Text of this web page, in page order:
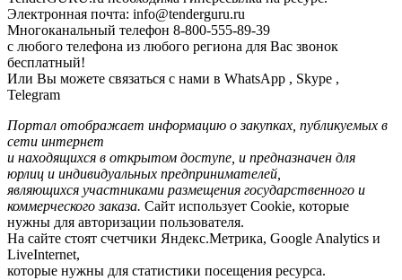
Электронная почта: info@tenderguru.ru
Многоканальный телефон 8-800-555-89-39
с любого телефона из любого региона для Вас звонок
бесплатный!
Или Вы можете связаться с нами в WhatsApp , Skype ,
Telegram
Портал отображает информацию о закупках, публикуемых в
сети интернет
и находящихся в открытом доступе, и предназначен для
юрлиц и индивидуальных предпринимателей,
являющихся участниками размещения государственного и
коммерческого заказа. Сайт использует Cookie, которые
нужны для авторизации пользователя.
На сайте стоят счетчики Яндекс.Метрика, Google Analytics и
LiveInternet,
которые нужны для статистики посещения ресурса.